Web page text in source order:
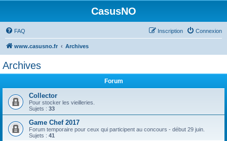
CasusNO
FAQ Connexion
Inscription
www.casusno.fr Archives
Archives
Forum
Collector
Pour stocker les vieilleries.
Sujets : 33
Game Chef 2017
Forum temporaire pour ceux qui participent au concours - début 29 juin.
Sujets : 41